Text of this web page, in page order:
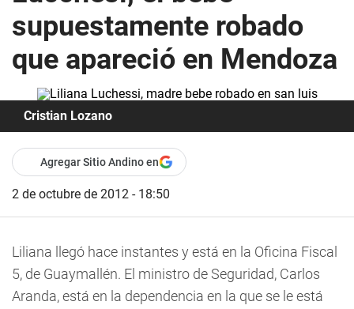
supuestamente robado
que apareció en Mendoza
Cristian Lozano
Agregar Sitio Andino en
2 de octubre de 2012 - 18:50
Liliana llegó hace instantes y está en la Oficina Fiscal
5, de Guaymallén. El ministro de Seguridad, Carlos
Aranda, está en la dependencia en la que se le está